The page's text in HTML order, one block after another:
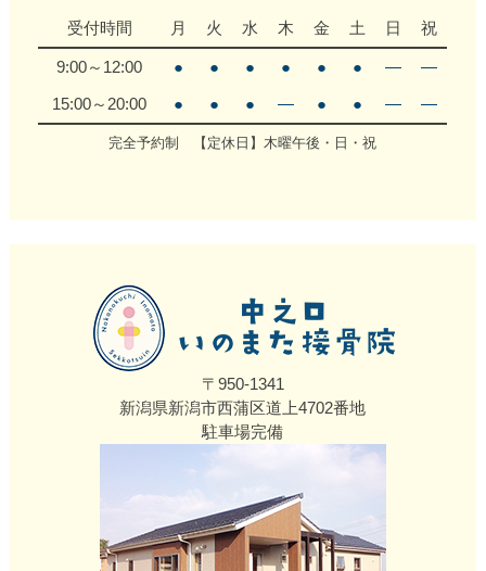
受付時間 月 火 水 木 金 土 日 祝
9:00～12:00 ● ● ● ● ● ● ―
―
15:00～20:00
● ● ● ― ● ● ― ―
完全予約制 【定休日】木曜午後・日・祝
〒950-1341
新潟県新潟市西蒲区道上4702番地
駐車場完備